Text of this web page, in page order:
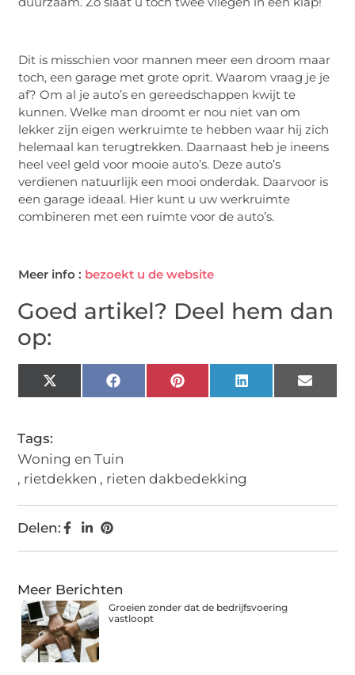
Dit is misschien voor mannen meer een droom maar
toch, een garage met grote oprit. Waarom vraag je je
af? Om al je auto’s en gereedschappen kwijt te
kunnen. Welke man droomt er nou niet van om
lekker zijn eigen werkruimte te hebben waar hij zich
helemaal kan terugtrekken. Daarnaast heb je ineens
heel veel geld voor mooie auto’s. Deze auto’s
verdienen natuurlijk een mooi onderdak. Daarvoor is
een garage ideaal. Hier kunt u uw werkruimte
combineren met een ruimte voor de auto’s.
Meer info : bezoekt u de website
Goed artikel? Deel hem dan
op:
X
(Twitter)
FacebookPinterestLinkedIn Email
Tags:
Woning en Tuin
, rietdekken , rieten dakbedekking
Delen:
Meer Berichten
Groeien zonder dat de bedrijfsvoering
vastloopt